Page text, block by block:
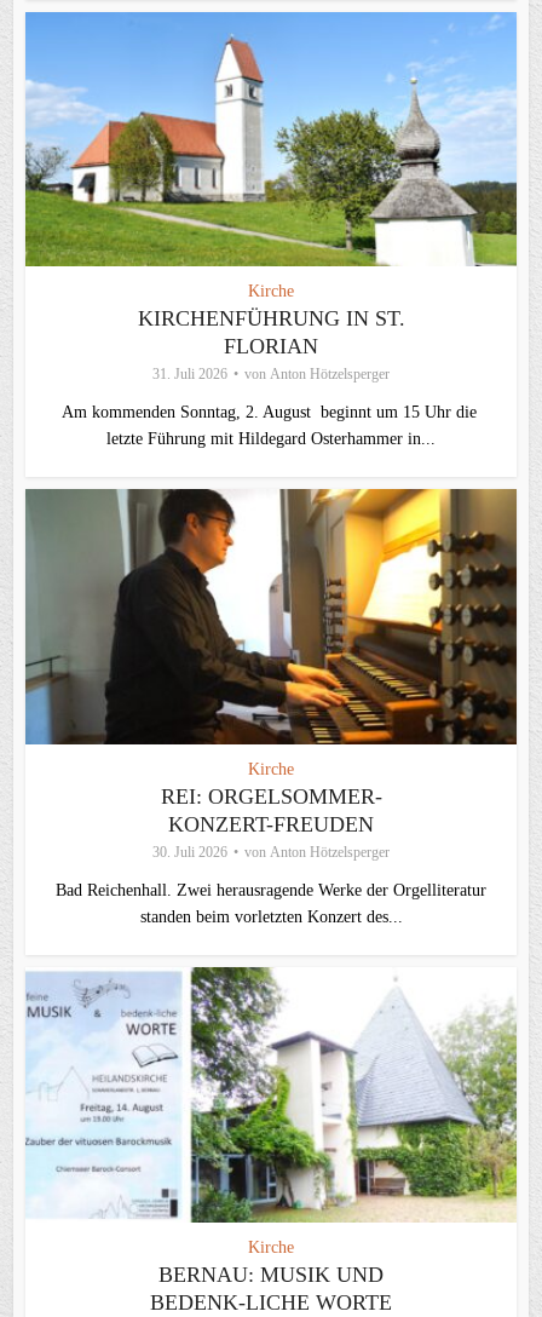
Kirche
KIRCHENFÜHRUNG IN ST.
FLORIAN
31. Juli 2026 von Anton Hötzelsperger
Am kommenden Sonntag, 2. August beginnt um 15 Uhr die
letzte Führung mit Hildegard Osterhammer in...
Kirche
REI: ORGELSOMMER-
KONZERT-FREUDEN
30. Juli 2026 von Anton Hötzelsperger
Bad Reichenhall. Zwei herausragende Werke der Orgelliteratur
standen beim vorletzten Konzert des...
Kirche
BERNAU: MUSIK UND
BEDENK-LICHE WORTE